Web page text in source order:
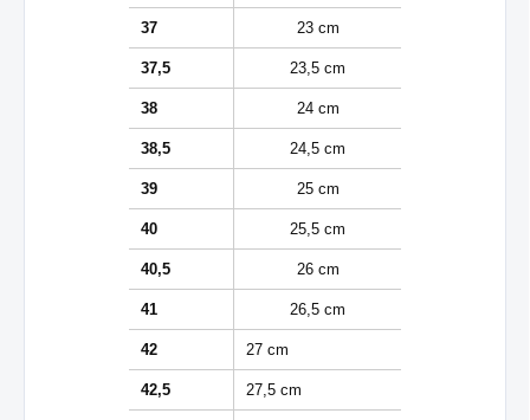
37 23 cm
37,5 23,5 cm
38 24 cm
38,5 24,5 cm
39 25 cm
40 25,5 cm
40,5 26 cm
41 26,5 cm
42 27 cm
42,5 27,5 cm